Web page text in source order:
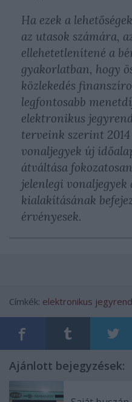
Ha ezek a
az utasok számára,
ellehetetlenítené a
gyakorlatban, hogy
közlekedés
legfontosabb
elektronikus
terveink szerint
vonaljegyek új
átváltása
jelenlegi
kialakításának
érvényesek.
Címkék: elektronikus
Ajánlott bejegyzések: